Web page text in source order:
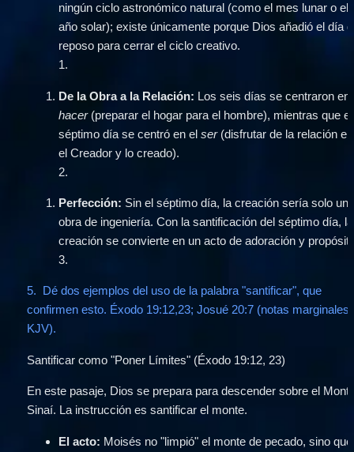
ningún ciclo astronómico natural (como el mes lunar o el
año solar); existe únicamente porque Dios añadió el día
reposo para cerrar el ciclo creativo.
1.
De la Obra a la Relación:
hacer (preparar el hogar para el hombre), mientras que el
séptimo día se centró en el ser (disfrutar de la relación
el Creador y lo creado).
2.
Perfección: Sin el séptimo día, la creación sería solo
obra de ingeniería. Con la santificación del séptimo día, la
creación se convierte en un acto de adoración y
3.
5.  Dé dos ejemplos del uso de la palabra "santificar", que
confirmen esto. Éxodo 19:12,23; Josué 20:7 (notas marginales
KJV).
Santificar como "Poner Límites" (Éxodo 19:12, 23)
En este pasaje, Dios se prepara para descender sobre el
Sinaí. La instrucción es santificar el monte.
El acto: